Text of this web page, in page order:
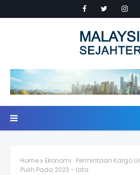
Home
Ekonomi : Permintaan Kargo
Pulih Pada 2023 - Iata